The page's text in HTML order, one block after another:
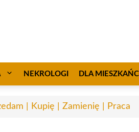
NEKROLOGI DLA
| Kupię | Zamienię | Praca